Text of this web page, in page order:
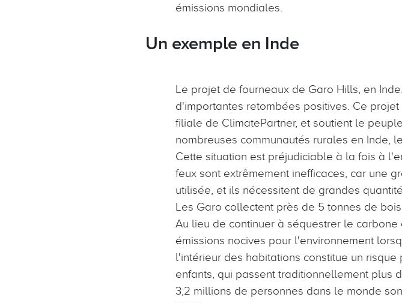
émissions mondiales.
Un exemple en Inde
Le projet de fourneaux de Garo Hills, en
d'importantes retombées positives. Ce
filiale de ClimatePartner, et soutient le
nombreuses communautés rurales en Inde,
Cette situation est préjudiciable à la fois à
feux sont extrêmement inefficaces, car une
utilisée, et ils nécessitent de grandes
Les Garo collectent près de 5 tonnes de
Au lieu de continuer à séquestrer le
émissions nocives pour l'environnement
l'intérieur des habitations constitue un
enfants, qui passent traditionnellement plus
3,2 millions de personnes dans le monde